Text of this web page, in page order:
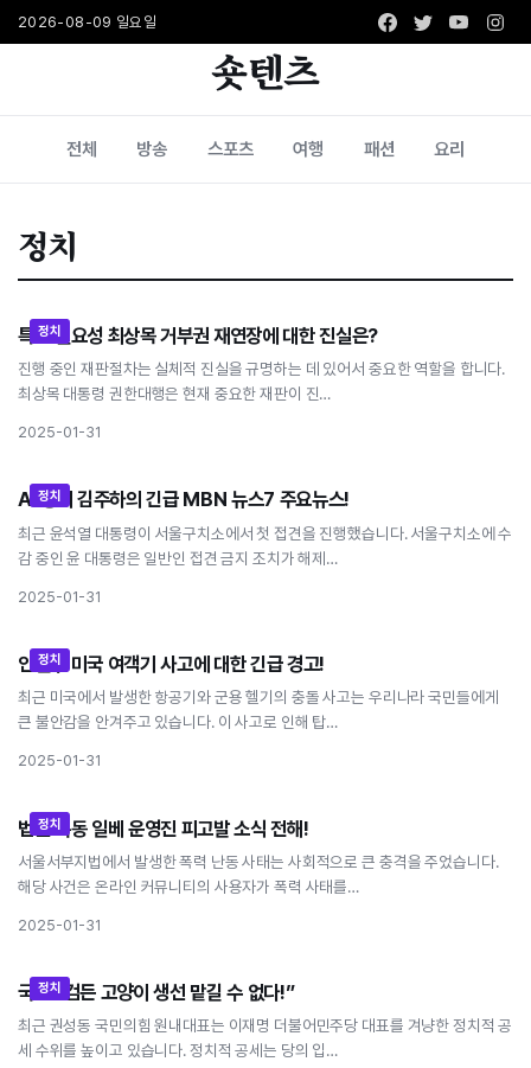
2026-08-09 일요일 Facebook
Twitter
숏텐츠
전체 방송 스포츠 여행 패션 요리
정치
특검 필요성 최상목 거부권 재연장에 대한 진실은?
특검 필요성 최상목 거부권 재연장에 대한 진실은?
진행 중인 재판절차는 실체적 진실을 규명하는 데 있어서 중요한 역할을 합니다.
최상목 대통령 권한대행은 현재 중요한 재판이 진…
2025-01-31
정치
AI 앵커 김주하의 긴급 MBN 뉴스7 주요뉴스!
AI 앵커 김주하의 긴급 MBN 뉴스7 주요뉴스!
최근 윤석열 대통령이 서울구치소에서 첫 접견을 진행했습니다. 서울구치소에 수
감 중인 윤 대통령은 일반인 접견 금지 조치가 해제…
2025-01-31
정치
안철수 미국 여객기 사고에 대한 긴급 경고!
안철수 미국 여객기 사고에 대한 긴급 경고!
최근 미국에서 발생한 항공기와 군용 헬기의 충돌 사고는 우리나라 국민들에게
큰 불안감을 안겨주고 있습니다. 이 사고로 인해 탑…
2025-01-31
정치
법원 폭동 일베 운영진 피고발 소식 전해!
법원 폭동 일베 운영진 피고발 소식 전해!
서울서부지법에서 발생한 폭력 난동 사태는 사회적으로 큰 충격을 주었습니다.
해당 사건은 온라인 커뮤니티의 사용자가 폭력 사태를…
2025-01-31
정치
국힘 “검든 고양이 생선 맡길 수 없다!”
국힘 “검든 고양이 생선 맡길 수 없다!”
최근 권성동 국민의힘 원내대표는 이재명 더불어민주당 대표를 겨냥한 정치적 공
세 수위를 높이고 있습니다. 정치적 공세는 당의 입…
정치